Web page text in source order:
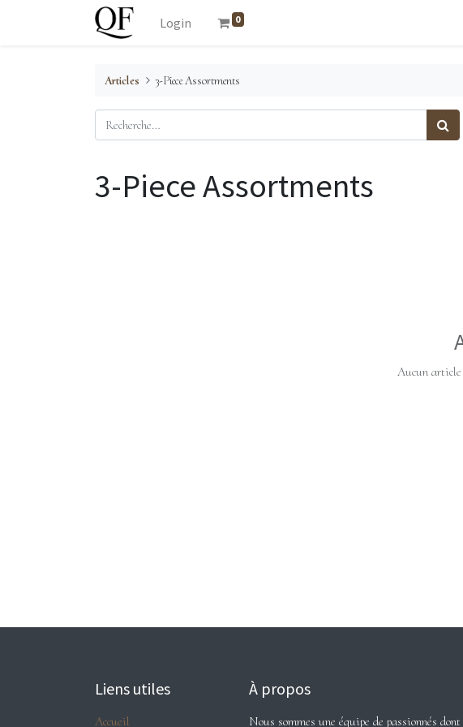
Login 0
Articles 3-Piece Assortments
3-Piece Assortments
Aucun
Liens utiles
Accueil
À propos
Nous sommes une équipe de passionnés